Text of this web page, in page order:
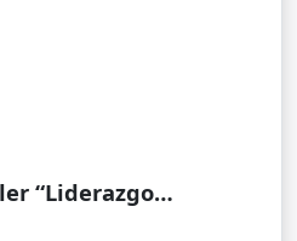
“Liderazgo
que cuidan, equipos